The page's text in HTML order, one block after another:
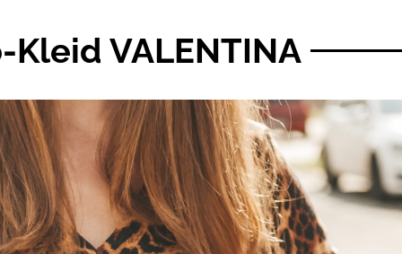
Kleid VALENTINA